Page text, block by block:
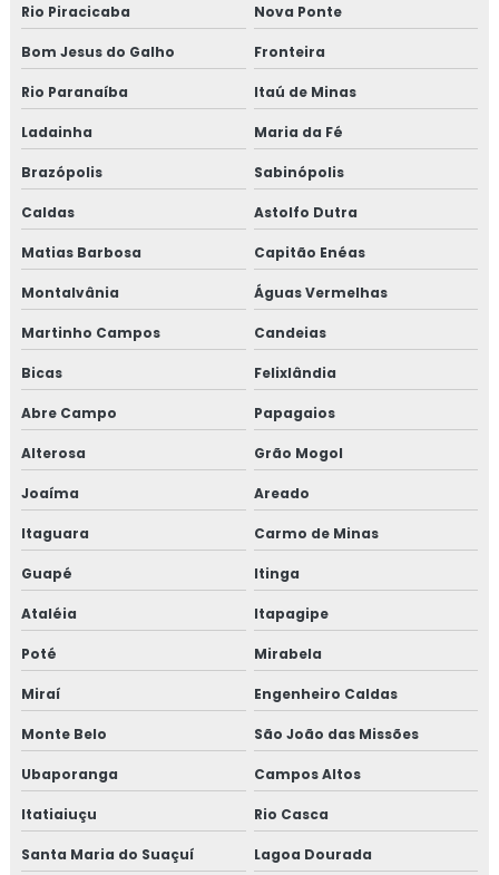
Treinamento em migração para versão 6.0 da norma
FSSC 22000
Treinamento em norma brc
Treinamento em norma FSSC 22000
sólidos
Treinamento em política da qualidade
Treinamento em processos e elaboração de relatório de
auditoria
Treinamento em programa 5s
Treinamento em rastreabilidade e recall
Treinamento em reciclagem auditores internos iso9001
Treinamento em reciclagem equipe HACCP
Treinamento em reciclagem sobre segurança dos
alimentos
Treinamento em revisão norma FSSC 22000
Treinamento em rotinas administrativas de assuntos
regulatórios
Treinamento em rotulagem de alimentos
Rio Piracicaba Nova Ponte
Bom Jesus do Galho Fronteira
Rio Paranaíba Itaú de Minas
Ladainha Maria da Fé
Brazópolis Sabinópolis
Caldas Astolfo Dutra
Matias Barbosa Capitão Enéas
Montalvânia Águas Vermelhas
Martinho Campos Candeias
Bicas Felixlândia
Abre Campo Papagaios
Alterosa Grão Mogol
Joaíma Areado
Itaguara Carmo de Minas
Guapé Itinga
Ataléia Itapagipe
Poté Mirabela
Miraí Engenheiro Caldas
Monte Belo São João das Missões
Ubaporanga Campos Altos
Itatiaiuçu Rio Casca
Santa Maria do Suaçuí Lagoa Dourada